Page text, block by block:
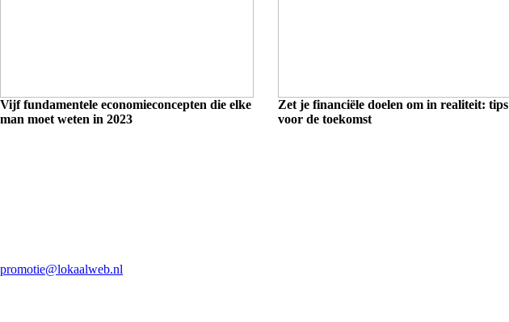
Vijf fundamentele economieconcepten die elke
man moet weten in 2023
Zet je financiële doelen om in realiteit: tips
voor de toekomst
promotie@lokaalweb.nl